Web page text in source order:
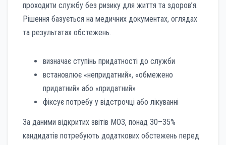
проходити службу без ризику для життя та здоров’я.
Рішення базується на медичних документах, оглядах
та результатах обстежень.
визначає ступінь придатності до служби
встановлює «непридатний», «обмежено
придатний» або «придатний»
фіксує потребу у відстрочці або лікуванні
За даними відкритих звітів МОЗ, понад 30–35%
кандидатів потребують додаткових обстежень перед